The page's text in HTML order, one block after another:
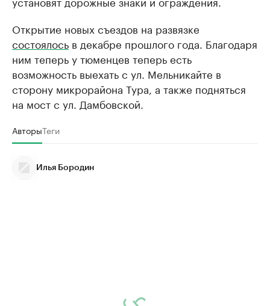
Открытие новых съездов на развязке
состоялось в декабре прошлого года. Благодаря
ним теперь у тюменцев теперь есть
возможность выехать с ул. Мельникайте в
сторону микрорайона Тура, а также подняться
на мост с ул. Дамбовской.
АвторыТеги
Илья Бородин